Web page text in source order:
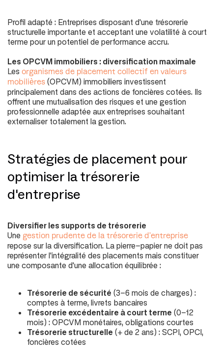
Profil adapté : Entreprises disposant d'une trésorerie
structurelle importante et acceptant une volatilité à court
terme pour un potentiel de performance accru.
Les OPCVM immobiliers : diversification maximale
Les organismes de placement collectif en valeurs
mobilières (OPCVM) immobiliers investissent
principalement dans des actions de foncières cotées. Ils
offrent une mutualisation des risques et une gestion
professionnelle adaptée aux entreprises souhaitant
externaliser totalement la gestion.
Stratégies de placement pour
optimiser la trésorerie
d'entreprise
Diversifier les supports de trésorerie
Une gestion prudente de la trésorerie d'entreprise
repose sur la diversification. La pierre-papier ne doit pas
représenter l'intégralité des placements mais constituer
une composante d'une allocation équilibrée :
Trésorerie de sécurité (3-6 mois de charges) :
comptes à terme, livrets bancaires
Trésorerie excédentaire à court terme (0-12
mois) : OPCVM monétaires, obligations courtes
Trésorerie structurelle (+ de 2 ans) : SCPI, OPCI,
foncières cotées